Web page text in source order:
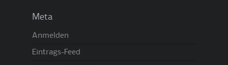
Meta
Anmelden
Eintrags-Feed